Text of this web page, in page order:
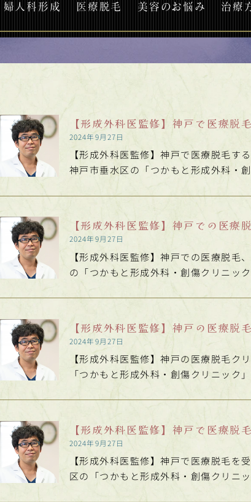
婦人科形成 医療脱毛 美容のお悩み 治療
【形成外科医監修】神戸で医療脱
2024年9月27日
【形成外科医監修】神戸で医療脱毛す
神戸市垂水区の「つかもと形成外科・
【形成外科医監修】神戸での医療
2024年9月27日
【形成外科医監修】神戸での医療脱毛
の「つかもと形成外科・創傷クリニッ
【形成外科医監修】神戸の医療脱
2024年9月27日
【形成外科医監修】神戸の医療脱毛
「つかもと形成外科・創傷クリニック
【形成外科医監修】神戸で医療脱
2024年9月27日
【形成外科医監修】神戸で医療脱毛を
区の「つかもと形成外科・創傷クリニ